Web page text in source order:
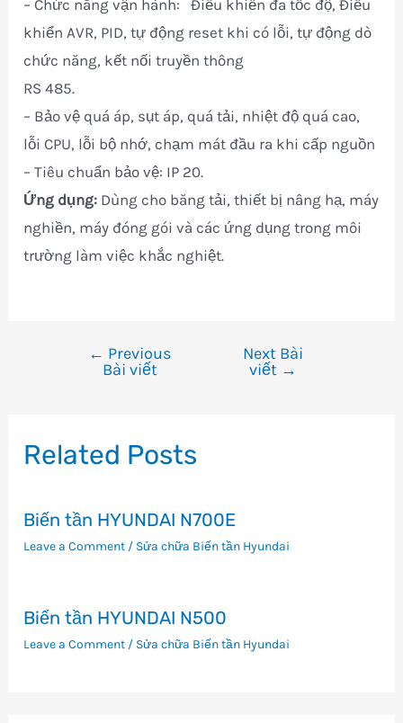
– Chức năng vận hành: Điều khiển đa tốc độ, Điều
khiển AVR, PID, tự động reset khi có lỗi, tự động dò
chức năng, kết nối truyền thông
RS 485.
– Bảo vệ quá áp, sụt áp, quá tải, nhiệt độ quá cao,
lỗi CPU, lỗi bộ nhớ, chạm mát đầu ra khi cấp nguồn
– Tiêu chuẩn bảo vệ: IP 20.
Ứng dụng: Dùng cho băng tải, thiết bị nâng hạ, máy
nghiền, máy đóng gói và các ứng dụng trong môi
trường làm việc khắc nghiệt.
viết
← Previous
Bài viết
Next Bài
viết →
Related Posts
Biến tần HYUNDAI N700E
Leave a Comment / Sửa chữa Biến tần Hyundai
Biến tần HYUNDAI N500
Leave a Comment / Sửa chữa Biến tần Hyundai